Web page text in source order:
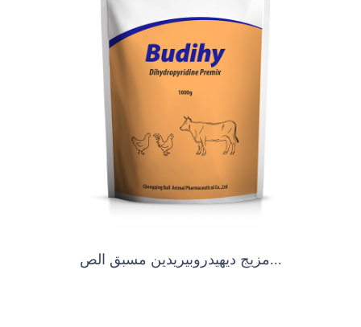
مزيج ديهيدروبيريدين مسبق الص...